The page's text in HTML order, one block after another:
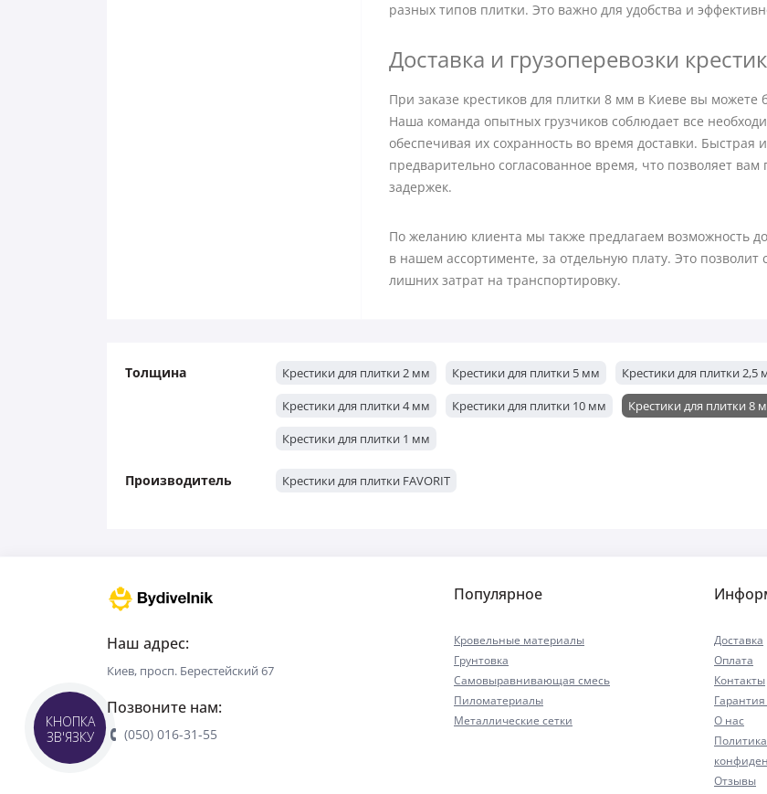
разных типов плитки. Это важно для удобства и
Доставка и грузоперевозки
При заказе крестиков для плитки 8 мм в Киеве вы
Наша команда опытных грузчиков соблюдает все
обеспечивая их сохранность во время доставки. Быстрая
предварительно согласованное время, что позволяет
задержек.
По желанию клиента мы также предлагаем возможность
в нашем ассортименте, за отдельную плату. Это позволит
лишних затрат на транспортировку.
Толщина Крестики для плитки 2 мм Крестики для плитки 5 мм Крестики для плитки 2,5
Крестики для плитки 4 мм
Крестики для плитки 10 мм Крестики для плитки 8
Крестики для плитки 1 мм
Производитель Крестики для плитки FAVORIT
Наш адрес:
Киев, просп. Берестейский 67
Позвоните нам:
(050) 016-31-55
Популярное
Кровельные материалы
Грунтовка
Самовыравнивающая смесь
Пиломатериалы
Металлические сетки
Доставка
Оплата
Контакты
О нас
Политика
Отзывы
КНОПКА
ЗВ'ЯЗКУ